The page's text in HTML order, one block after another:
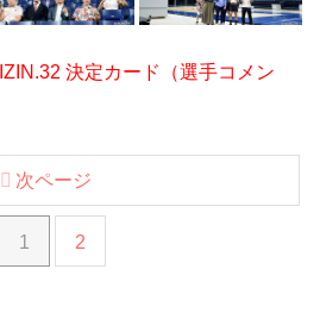
決定カード（選手コメン
1 2
次ページ